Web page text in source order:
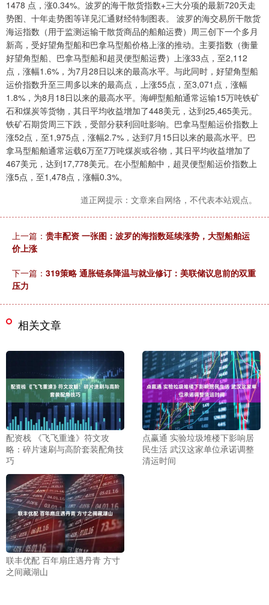
1478 点，涨0.34%。波罗的海干散货指数+三大分项的最新720天走
势图、十年走势图等详见汇通财经特制图表。 波罗的海交易所干散货
海运指数（用于监测运输干散货商品的船舶运费）周三创下一个多月
新高，受好望角型船和巴拿马型船价格上涨的推动。主要指数（衡量
好望角型船、巴拿马型船和超灵便型船运费）上涨33点，至2,112
点，涨幅1.6%，为7月28日以来的最高水平。与此同时，好望角型船
运价指数升至三周多以来的最高点，上涨55点，至3,071点，涨幅
1.8%，为8月18日以来的最高水平。海岬型船舶通常运输15万吨铁矿
石和煤炭等货物，其日平均收益增加了448美元，达到25,465美元。
铁矿石期货周三下跌，受部分获利回吐影响。巴拿马型船运价指数上
涨52点，至1,975点，涨幅2.7%，达到7月15日以来的最高水平。巴
拿马型船舶通常运载6万至7万吨煤炭或谷物，其日平均收益增加了
467美元，达到17,778美元。在小型船舶中，超灵便型船运价指数上
涨5点，至1,478点，涨幅0.3%。
道正网提示：文章来自网络，不代表本站观点。
上一篇： 贵丰配资 一张图：波罗的海指数延续涨势，大型船舶运
价上涨
下一篇： 319策略 通胀链条降温与就业修订：美联储议息前的双重
压力
相关文章
配资栈 《飞飞重逢》符文攻
略：碎片速刷与高阶套装配角技
巧
点赢通 实验垃圾堆楼下影响居
民生活 武汉这家单位承诺调整
清运时间
联丰优配 百年扇庄遇丹青 方寸
之间藏湖山